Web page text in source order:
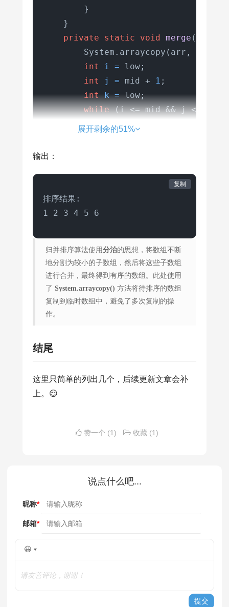
        }
    }
private
static void merge (
System.arraycopy(arr, low,
int
i = low;
int
j = mid + 1 ;
int k = low;
while (i <= mid && j <=
if (temp[i] <= temp[j])
                i++;
                arr[k] = temp[j];
                j++;
            }
        }
while (i <= mid) {
            arr[k] = temp[i];
            i++;
            k++;
        }
        mergeSort(arr);
        System.out.println(
        }
展开剩余的51%
输出：
排序结果:
复制
归并排序算法使用分治的思想，将数组不断
地分割为较小的子数组，然后将这些子数组
进行合并，最终得到有序的数组。此处使用
了 System.arraycopy() 方法将待排序的数组
复制到临时数组中，避免了多次复制的操
作。
结尾
这里只简单的列出几个，后续更新文章会补
上。😌
赞一个 (1) 收藏 (1)
说点什么吧...
昵称*
邮箱*
😃
请友善评论，谢谢！
提交